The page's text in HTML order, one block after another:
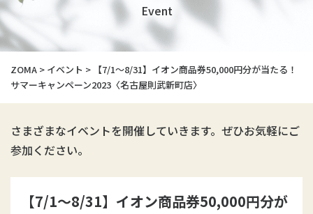
Event
ZOMA > イベント > 【7/1～8/31】イオン商品券50,000円分が当たる！
サマーキャンペーン2023〈名古屋則武新町店〉
さまざまなイベントを開催していきます。ぜひお気軽にご
参加ください。
【7/1～8/31】イオン商品券50,000円分が